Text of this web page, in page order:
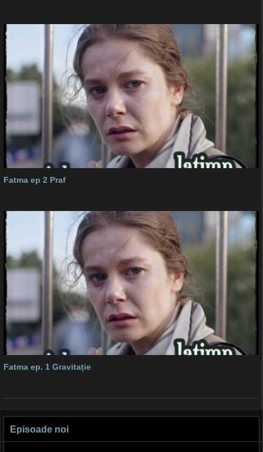
Fatma ep 2 Praf
Fatma ep. 1 Gravitație
Episoade noi